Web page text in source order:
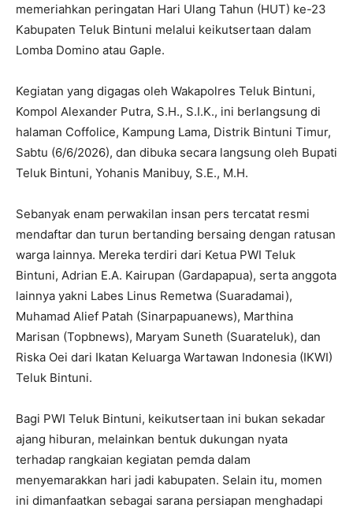
memeriahkan peringatan Hari Ulang Tahun (HUT) ke-23
Kabupaten Teluk Bintuni melalui keikutsertaan dalam
Lomba Domino atau Gaple.
Kegiatan yang digagas oleh Wakapolres Teluk Bintuni,
Kompol Alexander Putra, S.H., S.I.K., ini berlangsung di
halaman Coffolice, Kampung Lama, Distrik Bintuni Timur,
Sabtu (6/6/2026), dan dibuka secara langsung oleh Bupati
Teluk Bintuni, Yohanis Manibuy, S.E., M.H.
Sebanyak enam perwakilan insan pers tercatat resmi
mendaftar dan turun bertanding bersaing dengan ratusan
warga lainnya. Mereka terdiri dari Ketua PWI Teluk
Bintuni, Adrian E.A. Kairupan (Gardapapua), serta anggota
lainnya yakni Labes Linus Remetwa (Suaradamai),
Muhamad Alief Patah (Sinarpapuanews), Marthina
Marisan (Topbnews), Maryam Suneth (Suarateluk), dan
Riska Oei dari Ikatan Keluarga Wartawan Indonesia (IKWI)
Teluk Bintuni.
Bagi PWI Teluk Bintuni, keikutsertaan ini bukan sekadar
ajang hiburan, melainkan bentuk dukungan nyata
terhadap rangkaian kegiatan pemda dalam
menyemarakkan hari jadi kabupaten. Selain itu, momen
ini dimanfaatkan sebagai sarana persiapan menghadapi